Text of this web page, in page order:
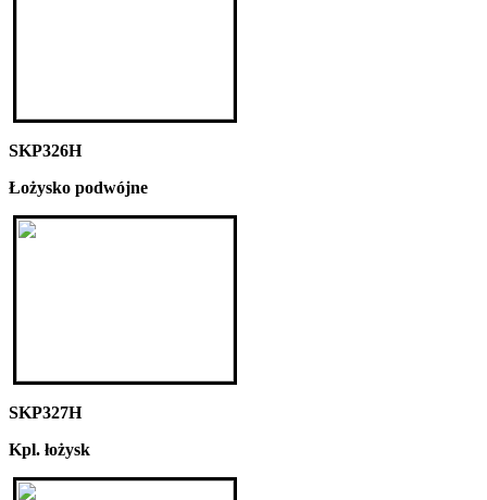
SKP326H
Łożysko podwójne
SKP327H
Kpl. łożysk